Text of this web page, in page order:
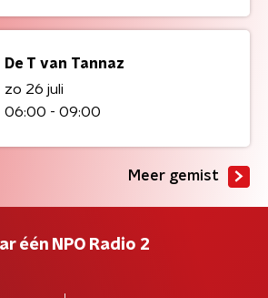
De T van Tannaz
zo 26 juli
06:00 - 09:00
Meer gemist
één NPO Radio 2